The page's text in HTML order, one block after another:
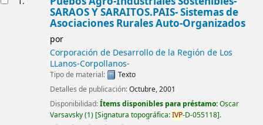
SARAOS Y SARAITOS.PAIS- Sistemas de
Asociaciones Rurales Auto-Organizados
por
Corporación de Desarrollo de la Región de Los
LLanos-Corpollanos-
Tipo de material:
Texto
Detalles de publicación:Octubre, 2001
Disponibilidad:Ítems disponibles para préstamo:Oscar
Varsavsky(1) Signatura topográfica:IVP-D-055118 .